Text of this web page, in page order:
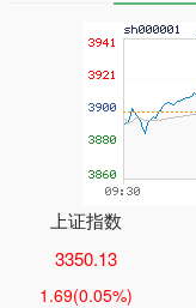
上证指数
3350.13
1.69(0.05%)